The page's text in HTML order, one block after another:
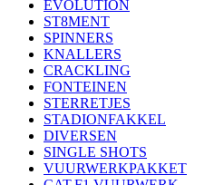
EVOLUTION
ST8MENT
SPINNERS
KNALLERS
CRACKLING
FONTEINEN
STERRETJES
STADIONFAKKEL
DIVERSEN
SINGLE SHOTS
VUURWERKPAKKET